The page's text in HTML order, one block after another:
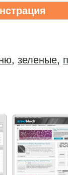
, зеленые,